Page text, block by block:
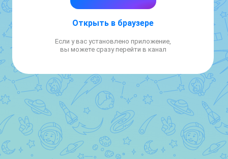
С хорошим настроением и большим
благоустройство территории детского
порядок участки, убрали мусор, подмели
воспитанников. 🌸🍃
Открыть в браузере
Если у вас установлено приложение,
вы можете сразу перейти в канал